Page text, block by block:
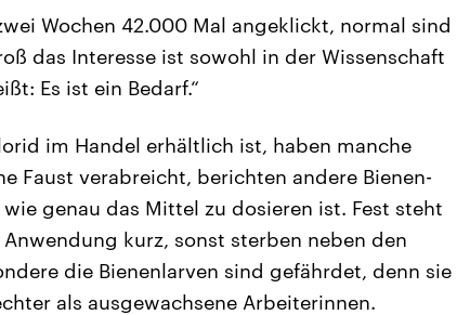
Wochen 42.000 Mal angeklickt, normal sind
das Interesse ist sowohl in der Wissenschaft
Es ist ein Bedarf.“
im Handel erhältlich ist, haben manche
Faust verabreicht, berichten andere Bienen-
genau das Mittel zu dosieren ist. Fest steht
kurz, sonst sterben neben den
die Bienenlarven sind gefährdet, denn sie
als ausgewachsene Arbeiterinnen.